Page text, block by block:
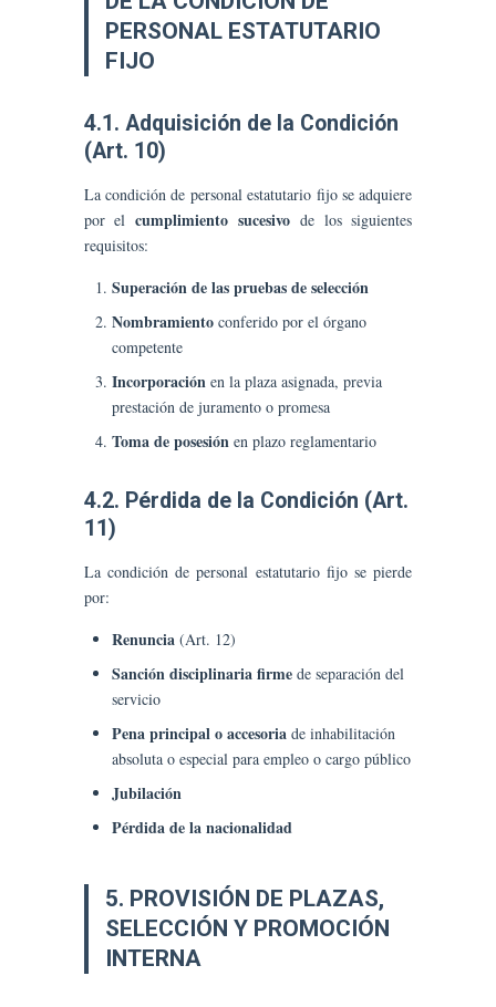
PERSONAL ESTATUTARIO
FIJO
4.1. Adquisición de la Condición
(Art. 10)
La condición de personal estatutario fijo se adquiere
por elcumplimiento sucesivo de los siguientes
requisitos:
Superación de las pruebas de selección
Nombramientoconferido por el órgano
competente
Incorporaciónen la plaza asignada, previa
prestación de juramento o promesa
Toma de posesiónen plazo reglamentario
4.2. Pérdida de la Condición (Art.
11)
La condición de personal estatutario fijo se pierde
por:
Renuncia(Art. 12)
Sanción disciplinaria firmede separación del
servicio
Pena principal o accesoriade inhabilitación
absoluta o especial para empleo o cargo público
Jubilación
Pérdida de la nacionalidad
5. PROVISIÓN DE PLAZAS,
SELECCIÓN Y PROMOCIÓN
INTERNA